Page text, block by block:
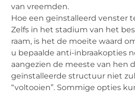
van vreemden.
Hoe een geïnstalleerd venster
Zelfs in het stadium van het
raam, is het de moeite waard
u bepaalde anti-inbraakopties
aangezien de meeste van hen
geïnstalleerde structuur niet
“voltooien”. Sommige opties